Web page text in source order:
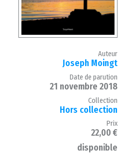
Auteur
Joseph Moingt
Date de parution
21 novembre 2018
Collection
Hors collection
Prix
22,00 €
disponible